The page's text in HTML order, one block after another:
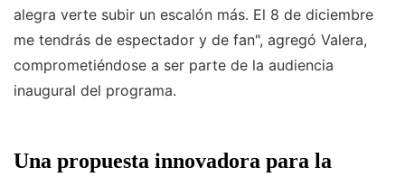
alegra verte subir un escalón más. El 8 de diciembre
me tendrás de espectador y de fan", agregó Valera,
comprometiéndose a ser parte de la audiencia
inaugural del programa.
Una propuesta innovadora para la